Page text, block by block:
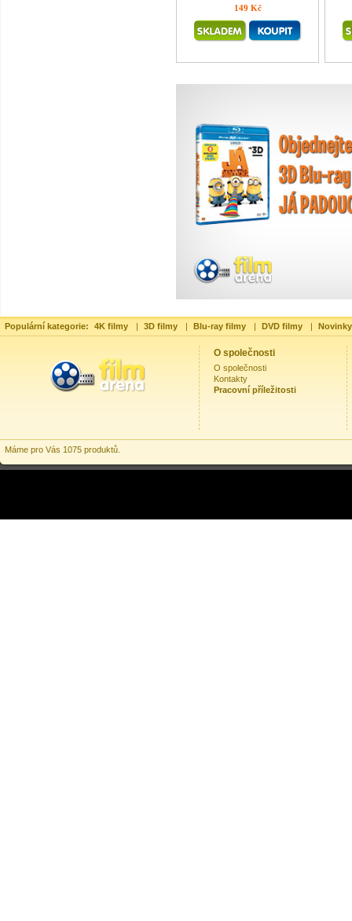
149 Kč
Populární kategorie: 4K filmy | 3D filmy | Blu-ray filmy | DVD filmy |
O společnosti
O společnosti
Kontakty
Pracovní příležitosti
Máme pro Vás 1075 produktů.